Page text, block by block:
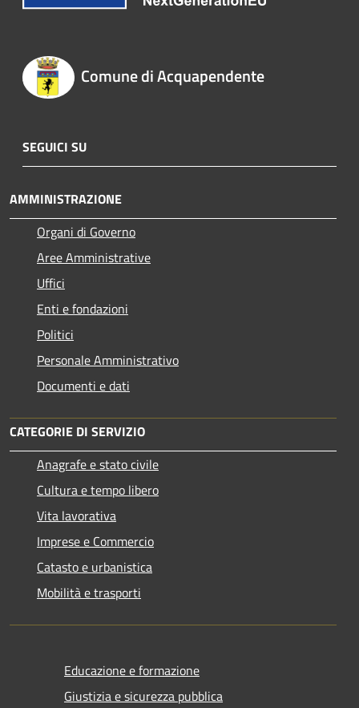
Comune di Acquapendente
SEGUICI SU
AMMINISTRAZIONE
Organi di Governo
Aree Amministrative
Uffici
Enti e fondazioni
Politici
Personale Amministrativo
Documenti e dati
CATEGORIE DI SERVIZIO
Anagrafe e stato civile
Cultura e tempo libero
Vita lavorativa
Imprese e Commercio
Catasto e urbanistica
Mobilità e trasporti
Educazione e formazione
Giustizia e sicurezza pubblica